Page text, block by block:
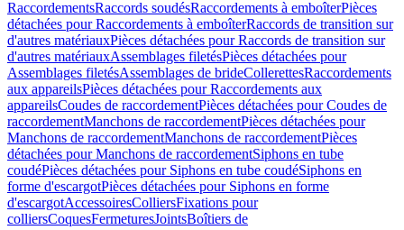
RaccordementsRaccords soudésRaccordements à emboîterPièces
détachées pour Raccordements à emboîterRaccords de transition sur
d'autres matériauxPièces détachées pour Raccords de transition sur
d'autres matériauxAssemblages filetésPièces détachées pour
Assemblages filetésAssemblages de brideCollerettesRaccordements
aux appareilsPièces détachées pour Raccordements aux
appareilsCoudes de raccordementPièces détachées pour Coudes de
raccordementManchons de raccordementPièces détachées pour
Manchons de raccordementManchons de raccordementPièces
détachées pour Manchons de raccordementSiphons en tube
coudéPièces détachées pour Siphons en tube coudéSiphons en
forme d'escargotPièces détachées pour Siphons en forme
d'escargotAccessoiresColliersFixations pour
colliersCoquesFermeturesJointsBoîtiers de